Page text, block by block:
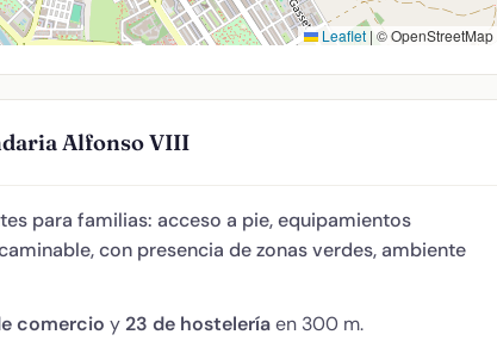
Leaflet | © OpenStreetMap
Alfonso VIII
para familias: acceso a pie, equipamientos
con presencia de zonas verdes, ambiente
comercio y 23 de hosteleríaen 300 m.